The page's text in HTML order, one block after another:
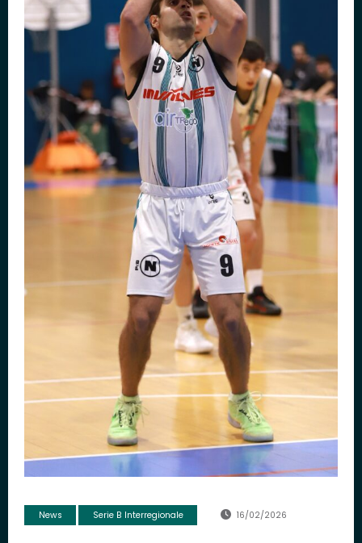
News Serie B Interregionale 16/02/2026